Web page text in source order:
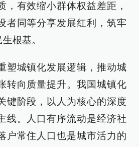
，有效缩小群体权益差距，
者同等分享发展红利，筑牢
根基。
塑城镇化发展逻辑，推动城
转向质量提升。我国城镇化
键阶段，以人为核心的深度
线。人口有序流动是经济社
户常住人口也是城市活力的